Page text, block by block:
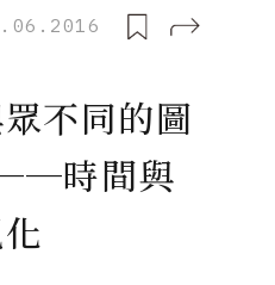
不同的圖
時間與